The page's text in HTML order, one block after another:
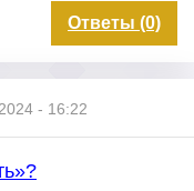
Ответы (0)
- 16:22